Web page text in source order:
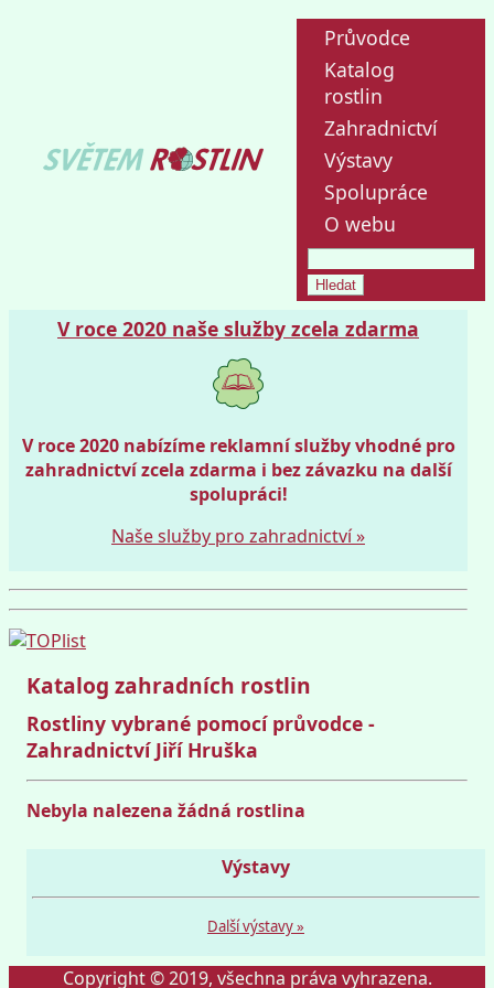
Průvodce
Katalog
rostlin
Zahradnictví
Výstavy
Spolupráce
O webu
V roce 2020 naše služby zcela zdarma
V roce 2020 nabízíme reklamní služby vhodné pro
zahradnictví zcela zdarma i bez závazku na další
spolupráci!
Naše služby pro zahradnictví »
Katalog zahradních rostlin
Rostliny vybrané pomocí průvodce -
Zahradnictví Jiří Hruška
Nebyla nalezena žádná rostlina
Výstavy
Další výstavy »
Copyright © 2019, všechna práva vyhrazena.